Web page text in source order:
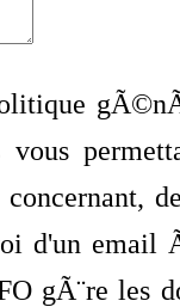
vous
d'un
gÃ¨re les